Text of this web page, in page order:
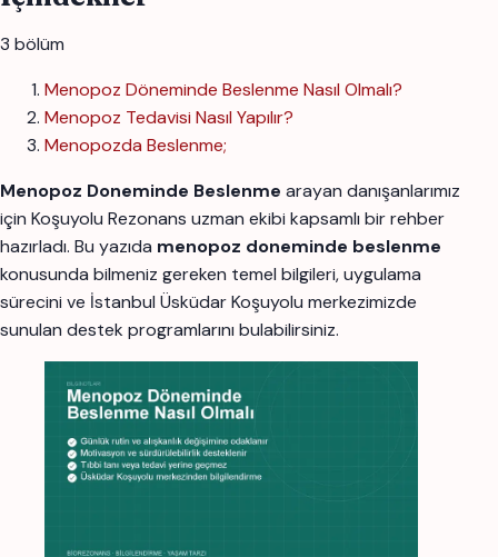
3 bölüm
Menopoz Döneminde Beslenme Nasıl Olmalı?
Menopoz Tedavisi Nasıl Yapılır?
Menopozda Beslenme;
Menopoz Doneminde Beslenme arayan danışanlarımız
için Koşuyolu Rezonans uzman ekibi kapsamlı bir rehber
hazırladı. Bu yazıda menopoz doneminde beslenme
konusunda bilmeniz gereken temel bilgileri, uygulama
sürecini ve İstanbul Üsküdar Koşuyolu merkezimizde
sunulan destek programlarını bulabilirsiniz.